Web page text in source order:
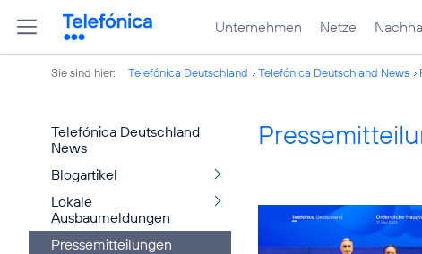
Unternehmen Netze
Sie sind hier: Telefónica Deutschland Telefónica Deutschland News
Telefónica Deutschland
News
Blogartikel
Lokale
Ausbaumeldungen
Pressemitteilungen